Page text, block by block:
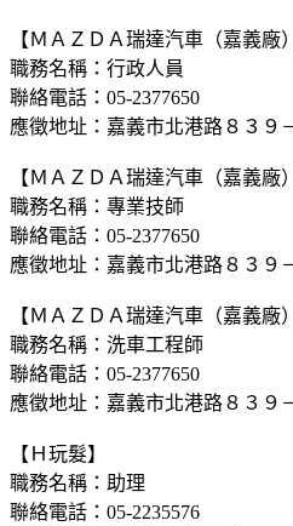
【ＭＡＺＤＡ瑞達汽車（嘉義廠
職務名稱：行政人員
聯絡電話：05-2377650
應徵地址：嘉義市北港路８３９
【ＭＡＺＤＡ瑞達汽車（嘉義廠
職務名稱：專業技師
聯絡電話：05-2377650
應徵地址：嘉義市北港路８３９
【ＭＡＺＤＡ瑞達汽車（嘉義廠
職務名稱：洗車工程師
聯絡電話：05-2377650
應徵地址：嘉義市北港路８３９
【Ｈ玩髮】
職務名稱：助理
聯絡電話：05-2235576